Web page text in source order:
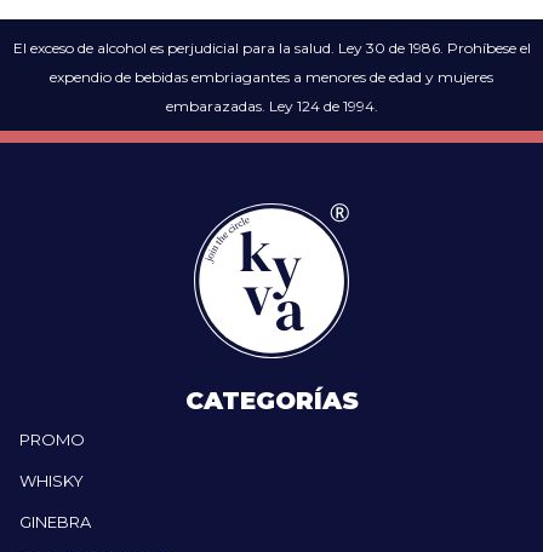
El exceso de alcohol es perjudicial para la salud. Ley 30 de 1986. Prohíbese el
expendio de bebidas embriagantes a menores de edad y mujeres
embarazadas. Ley 124 de 1994.
CATEGORÍAS
PROMO
WHISKY
GINEBRA